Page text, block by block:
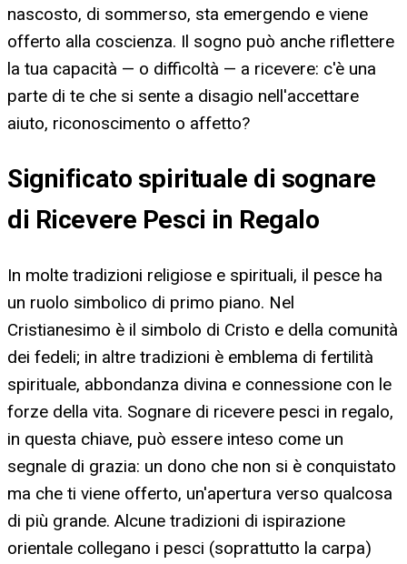
nascosto, di sommerso, sta emergendo e viene
offerto alla coscienza. Il sogno può anche riflettere
la tua capacità — o difficoltà — a ricevere: c'è una
parte di te che si sente a disagio nell'accettare
aiuto, riconoscimento o affetto?
Significato spirituale di sognare
di Ricevere Pesci in Regalo
In molte tradizioni religiose e spirituali, il pesce ha
un ruolo simbolico di primo piano. Nel
Cristianesimo è il simbolo di Cristo e della comunità
dei fedeli; in altre tradizioni è emblema di fertilità
spirituale, abbondanza divina e connessione con le
forze della vita. Sognare di ricevere pesci in regalo,
in questa chiave, può essere inteso come un
segnale di grazia: un dono che non si è conquistato
ma che ti viene offerto, un'apertura verso qualcosa
di più grande. Alcune tradizioni di ispirazione
orientale collegano i pesci (soprattutto la carpa)